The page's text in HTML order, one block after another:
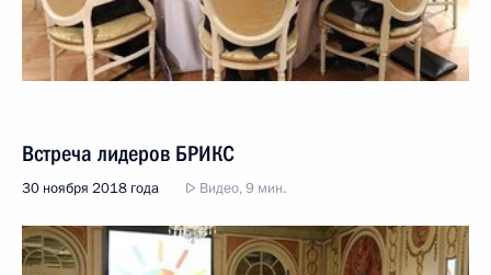
Встреча лидеров БРИКС
30 ноября 2018 года Видео, 9 мин.